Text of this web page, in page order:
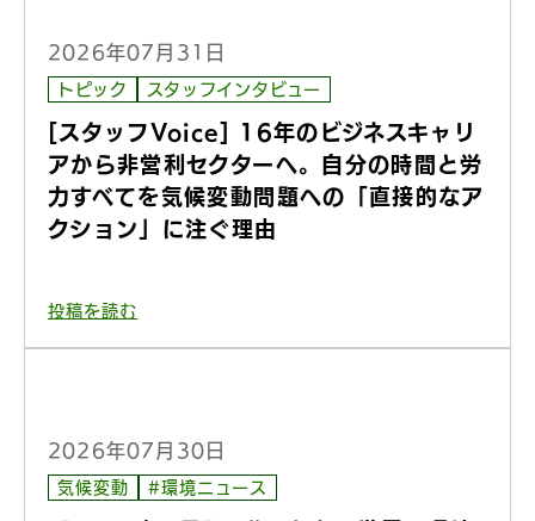
2026年07月31日
トピック スタッフインタビュー
[スタッフVoice] 16年のビジネスキャリ
アから非営利セクターへ。自分の時間と労
力すべてを気候変動問題への「直接的なア
クション」に注ぐ理由
投稿を読む
2026年07月30日
気候変動 #環境ニュース